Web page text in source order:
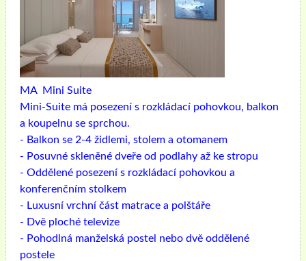
MA Mini Suite
Mini-Suite má posezení s rozkládací pohovkou, balkon
a koupelnu se sprchou.
- Balkon se 2-4 židlemi, stolem a otomanem
- Posuvné skleněné dveře od podlahy až ke stropu
- Oddělené posezení s rozkládací pohovkou a
konferenčním stolkem
- Luxusní vrchní část matrace a polštáře
- Dvě ploché televize
- Pohodlná manželská postel nebo dvě oddělené
postele